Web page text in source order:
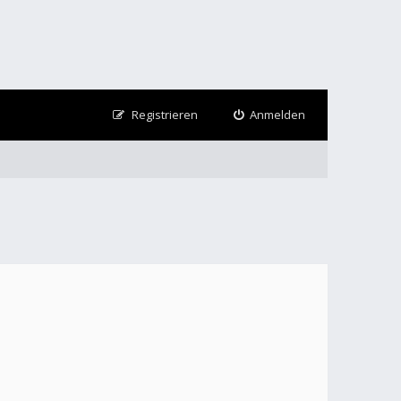
Anmelden
Registrieren